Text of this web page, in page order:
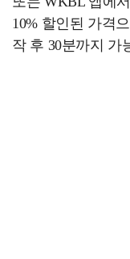
10% 할인된 가격
작 후 30분까지 가